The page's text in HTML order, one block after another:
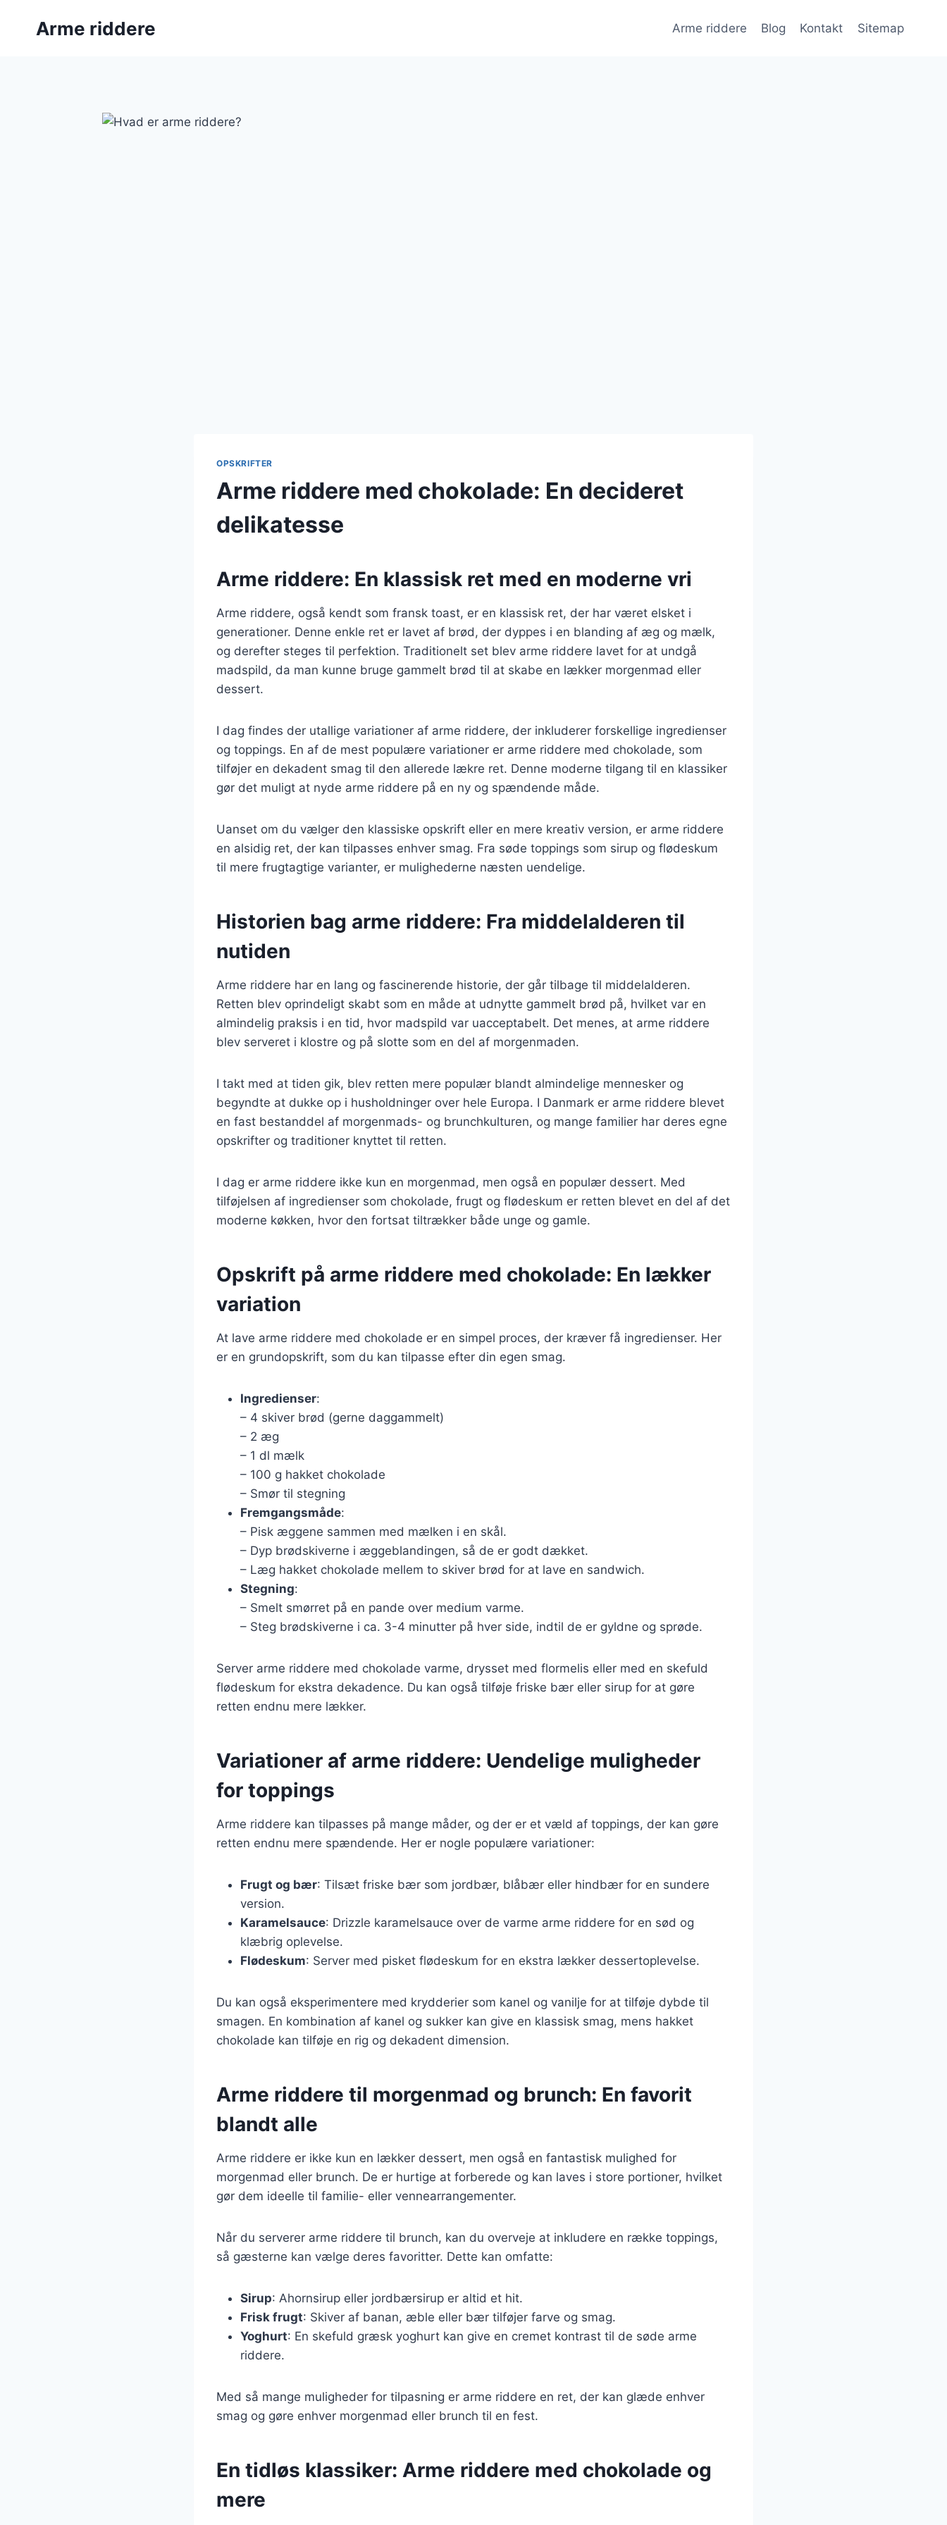
Arme riddere Arme riddere Blog Kontakt Sitemap
OPSKRIFTER
Arme riddere med chokolade: En decideret
delikatesse
Arme riddere: En klassisk ret med en moderne vri
Arme riddere, også kendt som fransk toast, er en klassisk ret, der har været elsket i
generationer. Denne enkle ret er lavet af brød, der dyppes i en blanding af æg og mælk,
og derefter steges til perfektion. Traditionelt set blev arme riddere lavet for at undgå
madspild, da man kunne bruge gammelt brød til at skabe en lækker morgenmad eller
dessert.
I dag findes der utallige variationer af arme riddere, der inkluderer forskellige ingredienser
og toppings. En af de mest populære variationer er arme riddere med chokolade, som
tilføjer en dekadent smag til den allerede lækre ret. Denne moderne tilgang til en klassiker
gør det muligt at nyde arme riddere på en ny og spændende måde.
Uanset om du vælger den klassiske opskrift eller en mere kreativ version, er arme riddere
en alsidig ret, der kan tilpasses enhver smag. Fra søde toppings som sirup og flødeskum
til mere frugtagtige varianter, er mulighederne næsten uendelige.
Historien bag arme riddere: Fra middelalderen til
nutiden
Arme riddere har en lang og fascinerende historie, der går tilbage til middelalderen.
Retten blev oprindeligt skabt som en måde at udnytte gammelt brød på, hvilket var en
almindelig praksis i en tid, hvor madspild var uacceptabelt. Det menes, at arme riddere
blev serveret i klostre og på slotte som en del af morgenmaden.
I takt med at tiden gik, blev retten mere populær blandt almindelige mennesker og
begyndte at dukke op i husholdninger over hele Europa. I Danmark er arme riddere blevet
en fast bestanddel af morgenmads- og brunchkulturen, og mange familier har deres egne
opskrifter og traditioner knyttet til retten.
I dag er arme riddere ikke kun en morgenmad, men også en populær dessert. Med
tilføjelsen af ingredienser som chokolade, frugt og flødeskum er retten blevet en del af det
moderne køkken, hvor den fortsat tiltrækker både unge og gamle.
Opskrift på arme riddere med chokolade: En lækker
variation
At lave arme riddere med chokolade er en simpel proces, der kræver få ingredienser. Her
er en grundopskrift, som du kan tilpasse efter din egen smag.
Ingredienser:
– 4 skiver brød (gerne daggammelt)
– 2 æg
– 1 dl mælk
– 100 g hakket chokolade
– Smør til stegning
Fremgangsmåde:
– Pisk æggene sammen med mælken i en skål.
– Dyp brødskiverne i æggeblandingen, så de er godt dækket.
– Læg hakket chokolade mellem to skiver brød for at lave en sandwich.
Stegning:
– Smelt smørret på en pande over medium varme.
– Steg brødskiverne i ca. 3-4 minutter på hver side, indtil de er gyldne og sprøde.
Server arme riddere med chokolade varme, drysset med flormelis eller med en skefuld
flødeskum for ekstra dekadence. Du kan også tilføje friske bær eller sirup for at gøre
retten endnu mere lækker.
Variationer af arme riddere: Uendelige muligheder
for toppings
Arme riddere kan tilpasses på mange måder, og der er et væld af toppings, der kan gøre
retten endnu mere spændende. Her er nogle populære variationer:
Frugt og bær: Tilsæt friske bær som jordbær, blåbær eller hindbær for en sundere
version.
Karamelsauce: Drizzle karamelsauce over de varme arme riddere for en sød og
klæbrig oplevelse.
Flødeskum: Server med pisket flødeskum for en ekstra lækker dessertoplevelse.
Du kan også eksperimentere med krydderier som kanel og vanilje for at tilføje dybde til
smagen. En kombination af kanel og sukker kan give en klassisk smag, mens hakket
chokolade kan tilføje en rig og dekadent dimension.
Arme riddere til morgenmad og brunch: En favorit
blandt alle
Arme riddere er ikke kun en lækker dessert, men også en fantastisk mulighed for
morgenmad eller brunch. De er hurtige at forberede og kan laves i store portioner, hvilket
gør dem ideelle til familie- eller vennearrangementer.
Når du serverer arme riddere til brunch, kan du overveje at inkludere en række toppings,
så gæsterne kan vælge deres favoritter. Dette kan omfatte:
Sirup: Ahornsirup eller jordbærsirup er altid et hit.
Frisk frugt: Skiver af banan, æble eller bær tilføjer farve og smag.
Yoghurt: En skefuld græsk yoghurt kan give en cremet kontrast til de søde arme
riddere.
Med så mange muligheder for tilpasning er arme riddere en ret, der kan glæde enhver
smag og gøre enhver morgenmad eller brunch til en fest.
En tidløs klassiker: Arme riddere med chokolade og
mere